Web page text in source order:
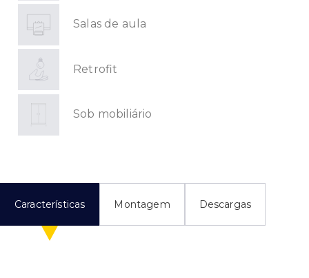
Salas de aula
Retrofit
Sob mobiliário
Características Montagem Descargas